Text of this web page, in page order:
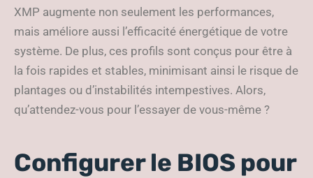
XMP augmente non seulement les performances,
mais améliore aussi l’efficacité énergétique de votre
système. De plus, ces profils sont conçus pour être à
la fois rapides et stables, minimisant ainsi le risque de
plantages ou d’instabilités intempestives. Alors,
qu’attendez-vous pour l’essayer de vous-même ?
Configurer le BIOS pour